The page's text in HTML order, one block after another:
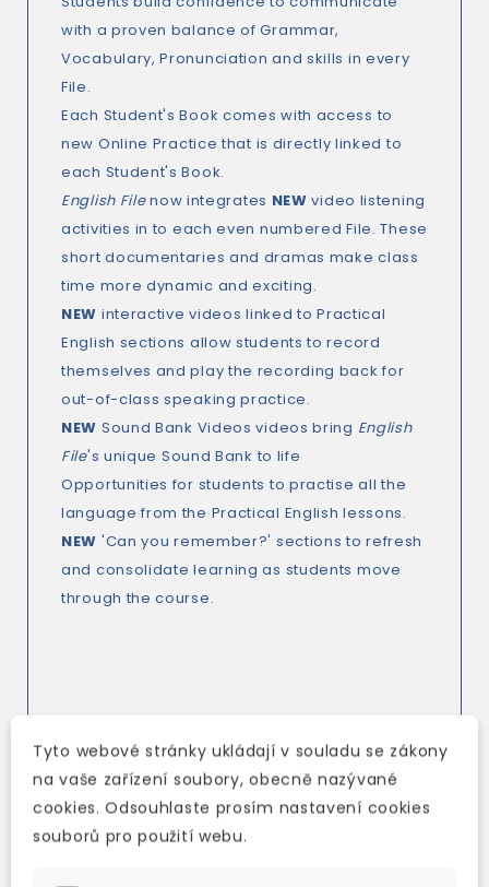
with a proven balance of Grammar,
Vocabulary, Pronunciation and skills in every
File.
Each Student's Book comes with access to
new Online Practice that is directly linked to
each Student's Book.
English Filenow integrates NEW video listening
activities in to each even numbered File. These
short documentaries and dramas make class
time more dynamic and exciting.
NEW interactive videos linked to Practical
English sections allow students to record
themselves and play the recording back for
out-of-class speaking practice.
NEW Sound Bank Videos videos bring English
File's unique Sound Bank to life
Opportunities for students to practise all the
language from the Practical English lessons.
NEW 'Can you remember?' sections to refresh
and consolidate learning as students move
through the course.
Tyto webové stránky ukládají v souladu se zákony
na vaše zařízení soubory, obecně nazývané
cookies. Odsouhlaste prosím nastavení cookies
souborů pro použití webu.